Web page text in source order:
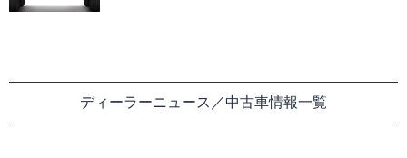
ディーラーニュース／中古車情報一覧